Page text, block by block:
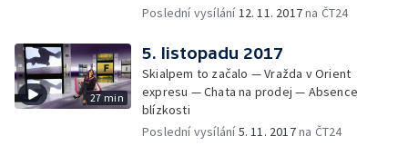
Poslední vysílání 12. 11. 2017na ČT24
27 min
5. listopadu 2017
Skialpem to začalo — Vražda v Orient
expresu — Chata na prodej — Absence
blízkosti
Poslední vysílání5. 11. 2017na ČT24